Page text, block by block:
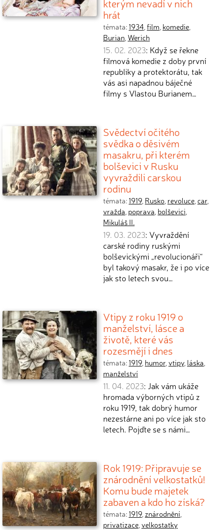
kterým nevadí v nich
hrát
témata:1934,film, komedie,
Burian,Werich
15. 02. 2023: Když se řekne
filmová komedie z doby první
republiky a protektorátu, tak
vás asi napadnou báječné
filmy s Vlastou Burianem…
Svědectví očitého
svědka o děsivém
masakru, při kterém
bolševici v Rusku
vyvraždili carskou
rodinu
témata:1919, Rusko, revoluce,car,
vražda, poprava, bolševici,
Mikuláš II.
19. 03. 2023: Vyvraždění
carské rodiny ruskými
bolševickými „revolucionáři“
byl takový masakr, že i po více
jak sto letech svou…
Vtipy z roku 1919 o
manželství, lásce a
životě, které vás
rozesmějí i dnes
témata:1919, humor,vtipy, láska,
manželství
11. 04. 2023: Jak vám ukáže
hromada výborných vtipů z
roku 1919, tak dobrý humor
nezestárne ani po více jak sto
letech. Pojďte se s námi…
Rok 1919: Připravuje se
znárodnění velkostatků!
Komu bude majetek
zabaven a kdo ho získá?
témata:1919, znárodnění,
privatizace,velkostatky